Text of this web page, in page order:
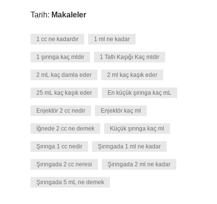
Tarih: Makaleler
1 cc ne kadardır 1 ml ne kadar
1 şırınga kaç mldir 1 Tatlı Kaşığı Kaç mldir
2 mL kaç damla eder 2 ml kaç kaşık eder
25 mL kaç kaşık eder En küçük şırınga kaç mL
Enjektör 2 cc nedir Enjektör kaç ml
İğnede 2 cc ne demek Küçük şırınga kaç ml
Şırınga 1 cc nedir Şırıngada 1 ml ne kadar
Şırıngada 2 cc neresi Şırıngada 2 ml ne kadar
Şırıngada 5 mL ne demek